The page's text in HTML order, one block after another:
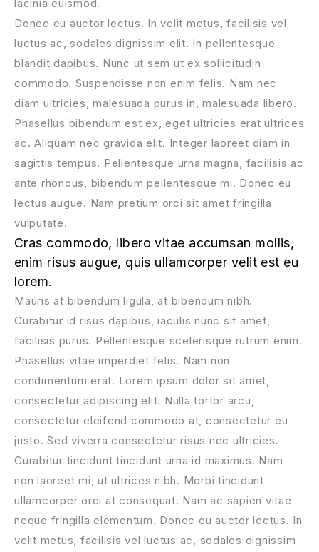
lacinia euismod.
Donec eu auctor lectus. In velit metus, facilisis vel
luctus ac, sodales dignissim elit. In pellentesque
blandit dapibus. Nunc ut sem ut ex sollicitudin
commodo. Suspendisse non enim felis. Nam nec
diam ultricies, malesuada purus in, malesuada libero.
Phasellus bibendum est ex, eget ultricies erat ultrices
ac. Aliquam nec gravida elit. Integer laoreet diam in
sagittis tempus. Pellentesque urna magna, facilisis ac
ante rhoncus, bibendum pellentesque mi. Donec eu
lectus augue. Nam pretium orci sit amet fringilla
vulputate.
Cras commodo, libero vitae accumsan mollis,
enim risus augue, quis ullamcorper velit est eu
lorem.
Mauris at bibendum ligula, at bibendum nibh.
Curabitur id risus dapibus, iaculis nunc sit amet,
facilisis purus. Pellentesque scelerisque rutrum enim.
Phasellus vitae imperdiet felis. Nam non
condimentum erat. Lorem ipsum dolor sit amet,
consectetur adipiscing elit. Nulla tortor arcu,
consectetur eleifend commodo at, consectetur eu
justo. Sed viverra consectetur risus nec ultricies.
Curabitur tincidunt tincidunt urna id maximus. Nam
non laoreet mi, ut ultrices nibh. Morbi tincidunt
ullamcorper orci at consequat. Nam ac sapien vitae
neque fringilla elementum. Donec eu auctor lectus. In
velit metus, facilisis vel luctus ac, sodales dignissim